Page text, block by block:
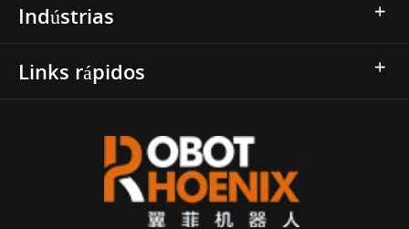
Indústrias
Links rápidos